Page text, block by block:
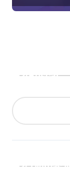
Buscar
¡Ultimas